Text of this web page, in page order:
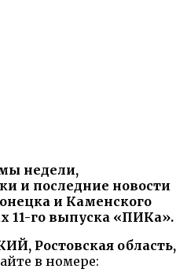
недели,
и последние новости
и Каменского
11-го выпуска «ПИКа».
Ростовская область,
в номере: